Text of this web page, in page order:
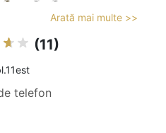
Arată mai multe >>
(11)
telefon